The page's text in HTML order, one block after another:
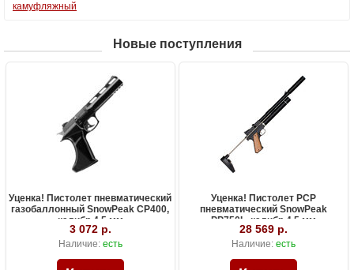
камуфляжный
Новые поступления
Уценка! Пистолет пневматический
газобаллонный SnowPeak CP400,
калибр 4.5 мм
3 072 р.
Наличие: есть
Уценка! Пистолет PCP
пневматический SnowPeak
PP750L, калибр 4.5 мм
28 569 р.
Наличие: есть